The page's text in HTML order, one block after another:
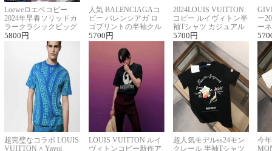
Loeweロエベコピー
2024年早春ソリッドカ
ラークラシックビッグ
ロゴ刺繍Tシャツ
5800 円
人気 BALENCIAGAコ
ピー バレンシアガ ロ
ゴプリントの半袖クル
ーネックTシャツ
5700 円
2024LOUIS VUITTON
コピー ルイヴィトン半
袖Tシャツ カジュアル
に馴染む 2色展開
5700 円
ー
ー
ー
超完璧なコラボ LOUIS
VUITTON × Yayoi
LOUIS VUITTON ルイ
ヴィトンコピー新作ア
超人気モデルss24モン
クレール 半袖Tシャツ
今